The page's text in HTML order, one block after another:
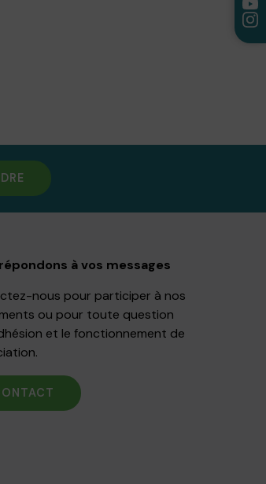
à vos messages
nous pour participer à nos
ou pour toute question
et le fonctionnement de